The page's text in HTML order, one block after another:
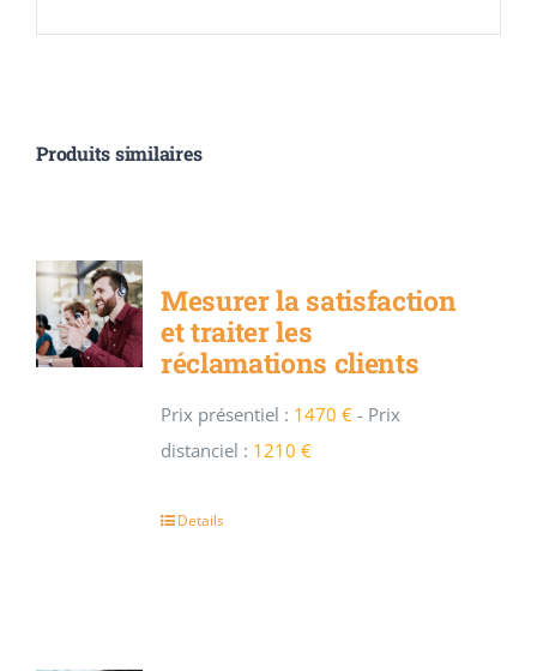
Produits similaires
Mesurer la satisfaction
et traiter les
réclamations clients
Prix présentiel : 1470 € - Prix
distanciel : 1210 €
Details